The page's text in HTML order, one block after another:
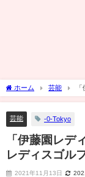
ホーム 芸能
フトーナメント（テレビ
芸能 -0-Tokyo
「伊藤園レデ
レディスゴル
2021年11月13日